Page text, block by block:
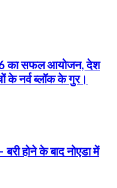
का सफल आयोजन, देश
के नर्व ब्लॉक के गुर।
बरी होने के बाद नोएडा में